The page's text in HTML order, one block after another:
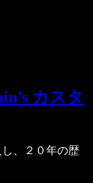
カスタ
、２０年の歴